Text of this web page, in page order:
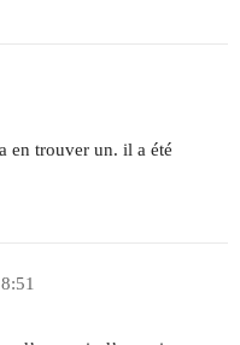
en trouver un. il a été